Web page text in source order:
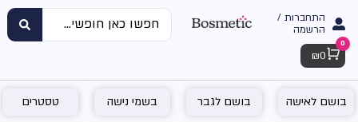
התחברות /
הרשמה
Cart
0
₪ 0
בושם לאישה בושם לגבר בשמי נישה טסטרים